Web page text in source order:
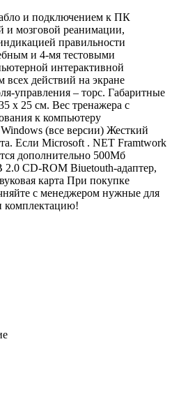
и подключением к ПК
и мозговой реанимации,
правильности
и 4-мя тестовыми
интерактивной
действий на экране
управления – торс. Габаритные
х 25 см. Вес тренажера с
к компьютеру
(все версии) Жесткий
Если Microsoft . NET Framtwork
дополнительно 500Мб
CD-ROM Biuetouth-адаптер,
карта При покупке
с менеджером нужные для
комплектацию!